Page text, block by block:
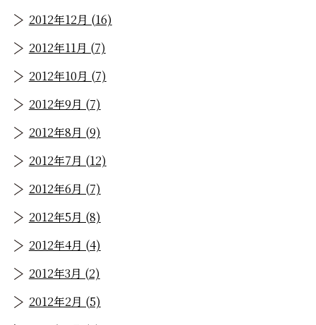
2012年12月 (16)
2012年11月 (7)
2012年10月 (7)
2012年9月 (7)
2012年8月 (9)
2012年7月 (12)
2012年6月 (7)
2012年5月 (8)
2012年4月 (4)
2012年3月 (2)
2012年2月 (5)